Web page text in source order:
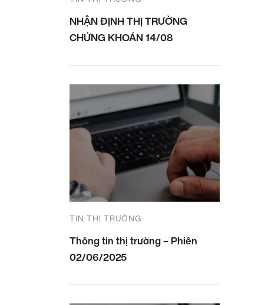
NHẬN ĐỊNH THỊ TRƯỜNG
CHỨNG KHOÁN 14/08
TIN THỊ TRƯỜNG
Thông tin thị trường – Phiên
02/06/2025